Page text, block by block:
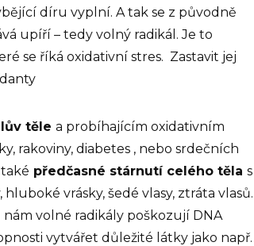
díru vyplní. A tak se z původně
upíří – tedy volný radikál. Je to
se říká oxidativní stres. Zastavit jej
těle a probíhajícím oxidativním
rakoviny, diabetes , nebo srdečních
předčasné stárnutí celého těla s
vrásky, šedé vlasy, ztráta vlasů.
volné radikály poškozují DNA
vytvářet důležité látky jako např.